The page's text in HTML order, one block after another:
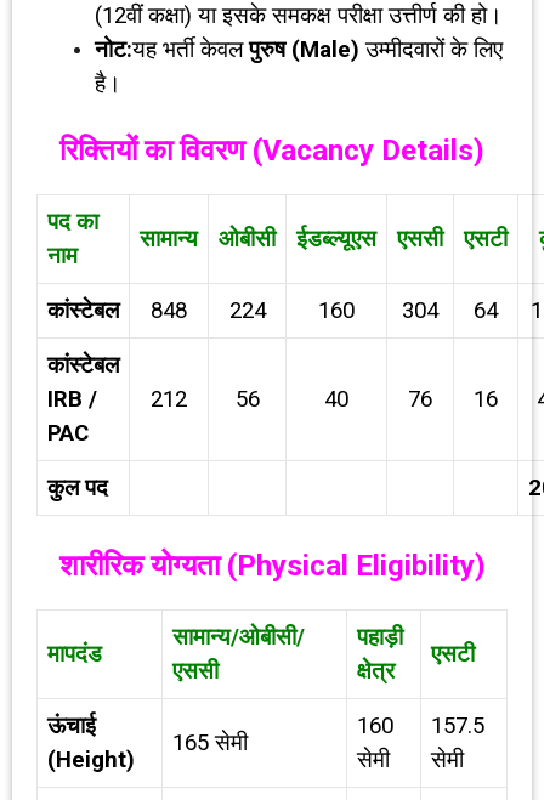
(12वीं कक्षा) या इसके समकक्ष परीक्षा उत्तीर्ण की हो।
नोट:यह भर्ती केवलपुरुष (Male) उम्मीदवारों के लिए
है।
रिक्तियों का विवरण (Vacancy Details)
पद का
नाम
सामान्य ओबीसी ईडब्ल्यूएस एससी एसटी
कांस्टेबल 848 224 160 304 64
कांस्टेबल
IRB /
PAC
212 56 40 76 16
कुल पद
शारीरिक योग्यता (Physical Eligibility)
मापदंड
सामान्य/ओबीसी/
एससी
पहाड़ी
क्षेत्र
एसटी
ऊंचाई
(Height)
165 सेमी
160
सेमी
157.5
सेमी